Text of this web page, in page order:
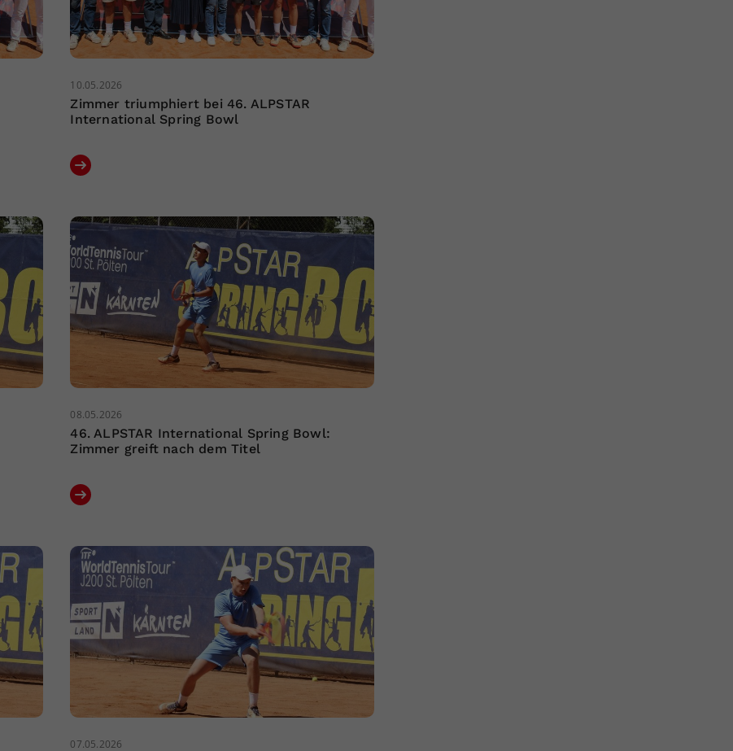
10.05.2026
Zimmer triumphiert bei 46. ALPSTAR
International Spring Bowl
08.05.2026
46. ALPSTAR International Spring Bowl:
Zimmer greift nach dem Titel
07.05.2026